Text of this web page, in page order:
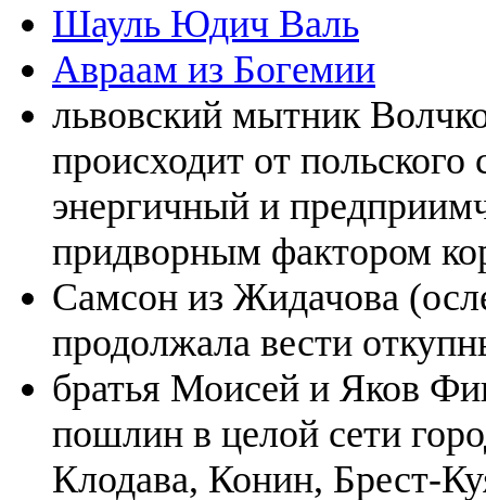
Шауль Юдич Валь
Авраам из Богемии
львовский мытник
происходит от
энергичный и
придворным фактором
Самсон из Жидачова
продолжала вести
братья Моисей и Яков
пошлин в целой сети
Клодава, Конин, Брест-